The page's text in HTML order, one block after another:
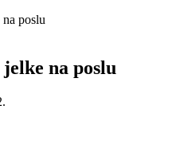
poslu
na poslu